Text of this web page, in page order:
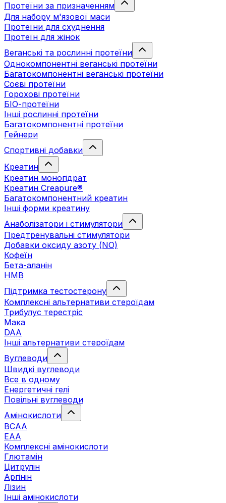
Протеїни за призначенням
Для набору м'язової маси
Протеїни для схуднення
Протеїн для жінок
Веганські та рослинні протеїни
Однокомпонентні веганські протеїни
Багатокомпонентні веганські протеїни
Cоєві протеїни
Горохові протеїни
БІО-протеїни
Інші рослинні протеїни
Багатокомпонентні протеїни
Гейнери
Спортивні добавки
Креатин
Креатин моногідрат
Креатин Creapure®
Багатокомпонентний креатин
Інші форми креатину
Анаболізатори і стимулятори
Предтренувальні стимулятори
Добавки оксиду азоту (NO)
Кофеїн
Бета-аланін
HMB
Підтримка тестостерону
Комплексні альтернативи стероїдам
Трибулус терестріс
Мака
DAA
Інші альтернативи стероїдам
Вуглеводи
Швидкі вуглеводи
Все в одному
Енергетичні гелі
Повільні вуглеводи
Амінокислоти
BCAA
EAA
Комплексні амінокислоти
Глютамін
Цитрулін
Аргінін
Лізин
Інші амінокислоти